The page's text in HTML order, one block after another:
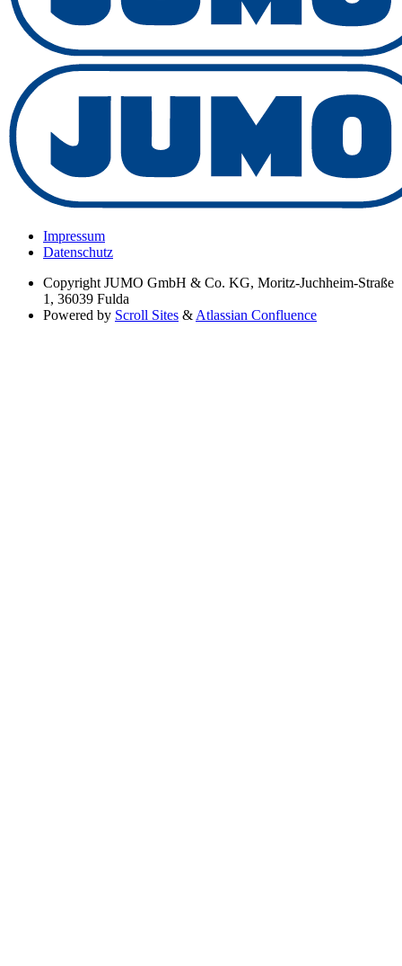
Impressum
Datenschutz
Copyright JUMO GmbH & Co. KG, Moritz-Juchheim-Straße
1, 36039 Fulda
Powered by Scroll Sites & Atlassian Confluence